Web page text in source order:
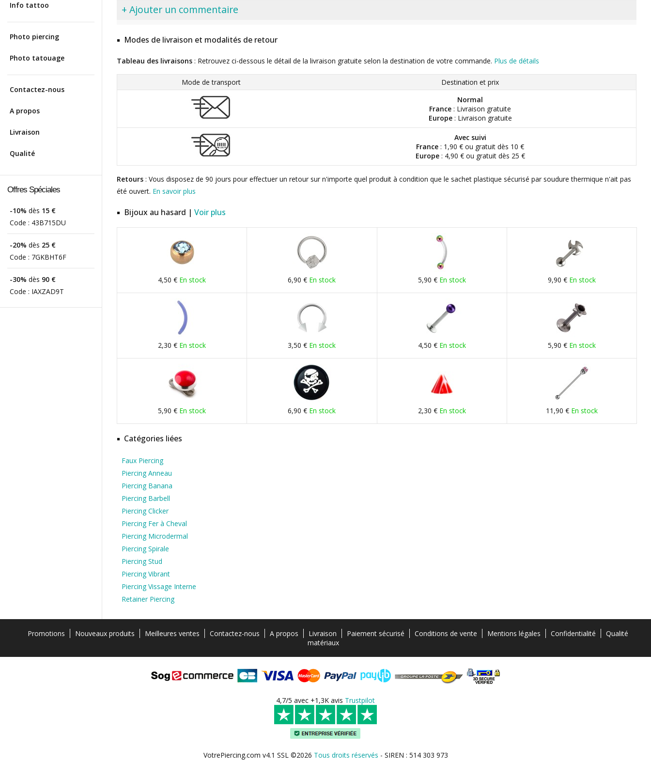
Info tattoo
Photo piercing
Photo tatouage
Contactez-nous
A propos
Livraison
Qualité
Offres Spéciales
-10% dès 15 €
Code : 43B715DU
-20% dès 25 €
Code : 7GKBHT6F
-30% dès 90 €
Code : IAXZAD9T
+ Ajouter un commentaire
Modes de livraison et modalités de retour
Tableau des livraisons : Retrouvez ci-dessous le détail de la livraison gratuite selon la destination de votre commande. Plus de détails
Mode de transport
Destination et prix
Normal
France : Livraison gratuite
Europe: Livraison gratuite
Avec suivi
France : 1,90 € ou gratuit dès 10 €
Europe: 4,90 € ou gratuit dès 25 €
Retours : Vous disposez de 90 jours pour effectuer un retour sur n'importe quel produit à condition que le sachet plastique sécurisé par soudure thermique n'ait pas
été ouvert. En savoir plus
Bijoux au hasard | Voir plus
4,50 € En stock 6,90 € En stock 5,90 € En stock 9,90 € En stock
2,30 € En stock 3,50 € En stock 4,50 € En stock 5,90 € En stock
5,90 € En stock 6,90 € En stock 2,30 € En stock 11,90 € En stock
Catégories liées
Faux Piercing
Piercing Anneau
Piercing Banana
Piercing Barbell
Piercing Clicker
Piercing Fer à Cheval
Piercing Microdermal
Piercing Spirale
Piercing Stud
Piercing Vibrant
Piercing Vissage Interne
Retainer Piercing
Promotions Nouveaux produits Meilleures ventes Contactez-nous A propos Livraison Paiement sécurisé Conditions de vente Mentions légales Confidentialité
Qualité
matériaux
4,7/5 avec +1,3K avis Trustpilot
VotrePiercing.com v4.1 SSL ©2026 Tous droits réservés - SIREN : 514 303 973